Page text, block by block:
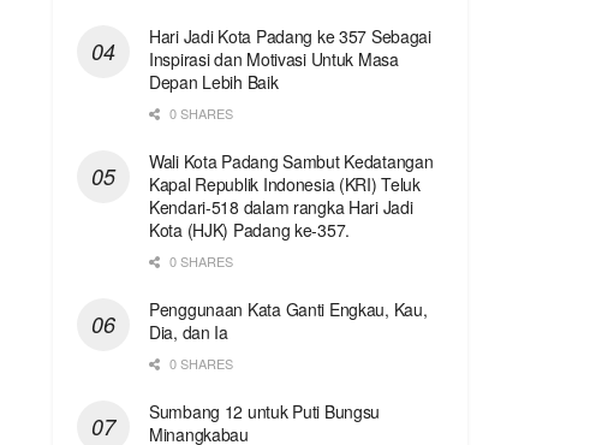
Hari Jadi Kota Padang ke 357 Sebagai
Inspirasi dan Motivasi Untuk Masa
Depan Lebih Baik
0 SHARES
Wali Kota Padang Sambut Kedatangan
Kapal Republik Indonesia (KRI) Teluk
Kendari-518 dalam rangka Hari Jadi
Kota (HJK) Padang ke-357.
0 SHARES
Penggunaan Kata Ganti Engkau, Kau,
Dia, dan Ia
0 SHARES
Sumbang 12 untuk Puti Bungsu
Minangkabau